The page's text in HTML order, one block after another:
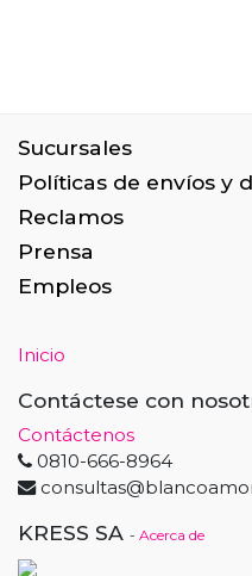
Sucursales
Políticas de envíos y
Reclamos
Prensa
Empleos
Inicio
Contáctese con
Contáctenos
0810-666-8964
KRESS SA - Acerca de